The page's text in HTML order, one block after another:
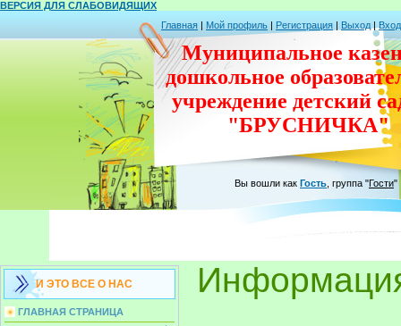
ВЕРСИЯ ДЛЯ СЛАБОВИДЯЩИХ
Главная | Мой профиль | Регистрация | Выход | Вход
Муниципальное
дошкольное
учреждение детский
"БРУСНИЧКА"
Вы вошли как Гость группа "Гости"
И ЭТО ВСЕ О НАС
ГЛАВНАЯ СТРАНИЦА